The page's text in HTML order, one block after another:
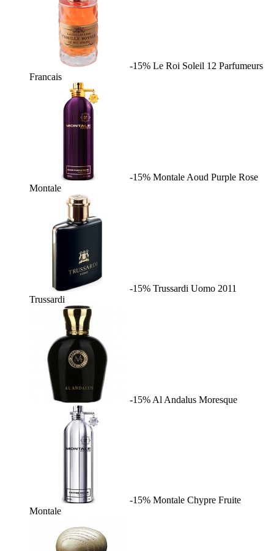
-15% Le Roi Soleil 12 Parfumeurs
Francais
-15% Montale Aoud Purple Rose
Montale
-15% Trussardi Uomo 2011
Trussardi
-15% Al Andalus Moresque
-15% Montale Chypre Fruite
Montale